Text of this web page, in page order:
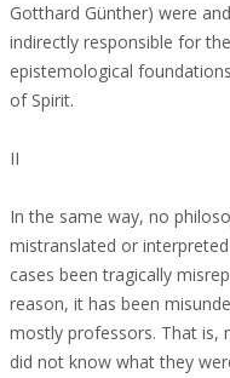
Gotthard Günther) were
indirectly responsible for
epistemological
of Spirit.
II
In the same way, no
mistranslated or
cases been tragically
reason, it has been
mostly professors. That is,
did not know what they